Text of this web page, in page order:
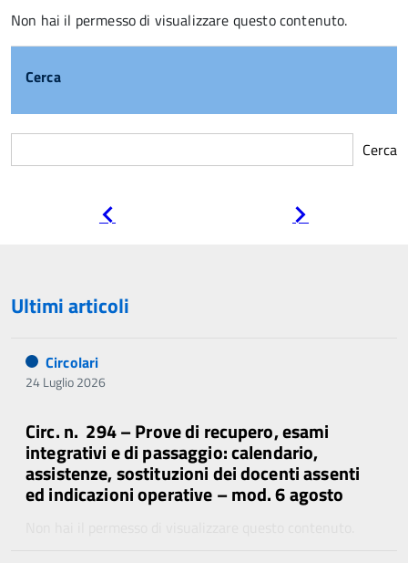
Non hai il permesso di visualizzare questo contenuto.
Cerca
Cerca
Ultimi articoli
Circolari
24 Luglio 2026
Circ. n. 294 – Prove di recupero, esami
integrativi e di passaggio: calendario,
assistenze, sostituzioni dei docenti assenti
ed indicazioni operative – mod. 6 agosto